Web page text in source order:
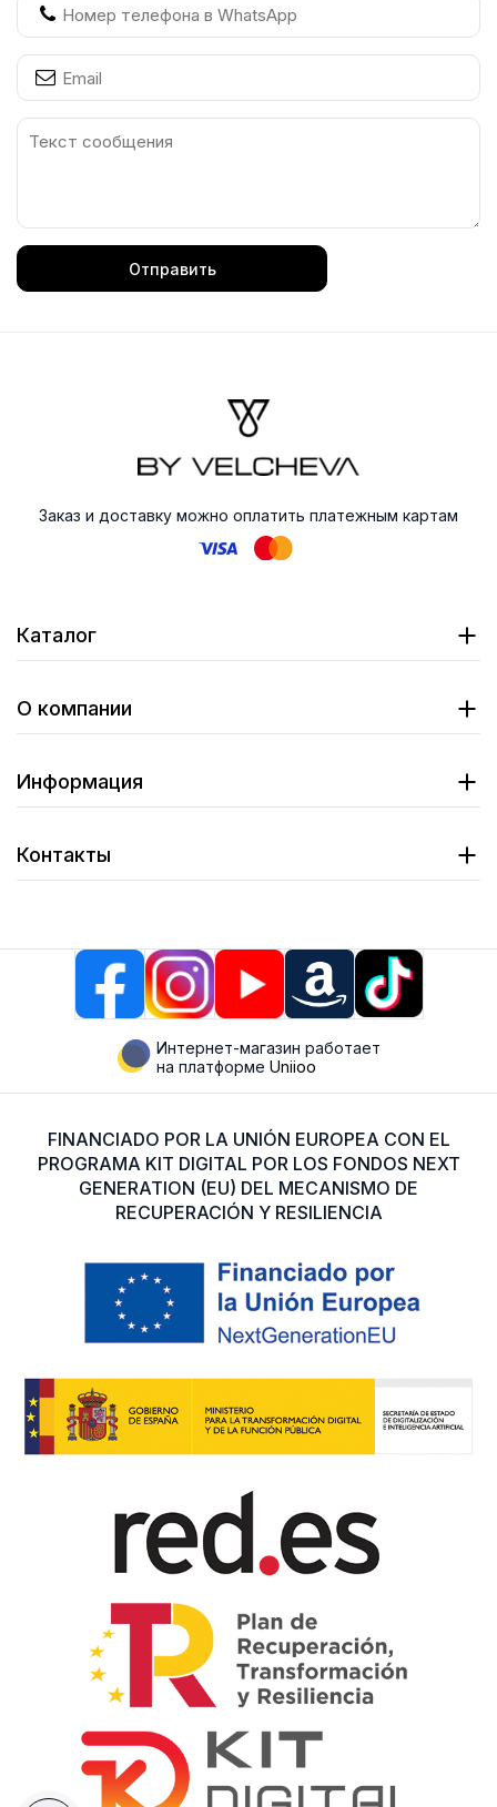
Отправить
Заказ и доставку можно оплатить платежным картам
Каталог
О компании
Информация
Контакты
Интернет-магазин работает
на платформе Uniioo
FINANCIADO POR LA UNIÓN EUROPEA CON EL
PROGRAMA KIT DIGITAL POR LOS FONDOS NEXT
GENERATION (EU) DEL MECANISMO DE
RECUPERACIÓN Y RESILIENCIA